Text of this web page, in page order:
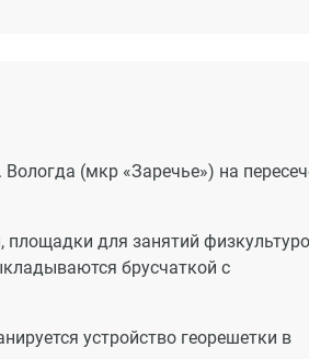
(мкр «Заречье») на
площадки для занятий
брусчаткой с
устройство георешетки в